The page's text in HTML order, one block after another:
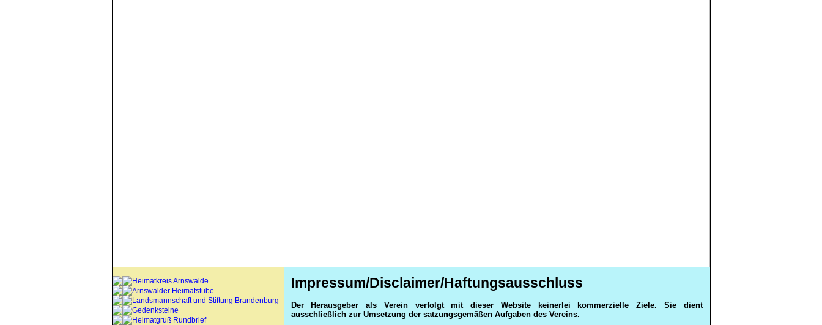
Heimatkreis Arnswalde
Arnswalder Heimatstube
Landsmannschaft und Stiftung Brandenburg
Gedenksteine
Heimatgruß Rundbrief
Impressum/Disclaimer/Haftungsausschluss
Der Herausgeber als Verein verfolgt mit dieser Website keinerlei kommerzielle Ziele. Sie dient
ausschließlich zur Umsetzung der satzungsgemäßen Aufgaben des Vereins.